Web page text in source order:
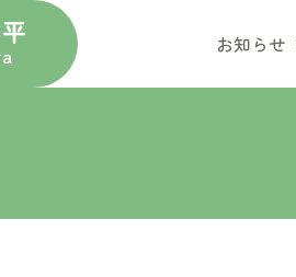
お知らせ